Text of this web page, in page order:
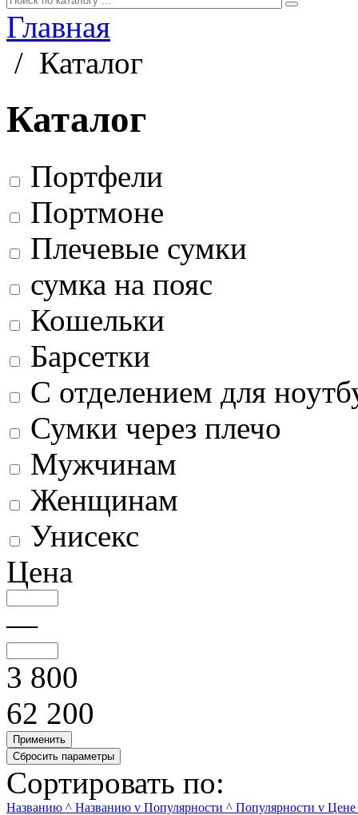
Главная
/ Каталог
Каталог
Портфели
Портмоне
Плечевые сумки
сумка на пояс
Кошельки
Барсетки
С отделением для
Сумки через плечо
Мужчинам
Женщинам
Унисекс
Цена
—
3 800
62 200
Сортировать по:
Названию ^ Названию v Популярности ^ Популярности v Цене